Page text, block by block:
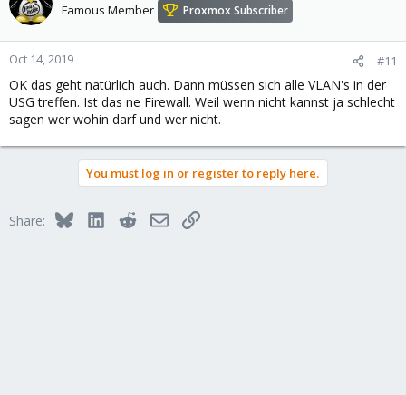
Famous Member Proxmox Subscriber
Oct 14, 2019 #11
OK das geht natürlich auch. Dann müssen sich alle VLAN's in der
USG treffen. Ist das ne Firewall. Weil wenn nicht kannst ja schlecht
sagen wer wohin darf und wer nicht.
You must log in or register to reply here.
Share: BlueskyLinkedInRedditEmailLink